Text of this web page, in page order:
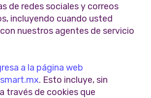
de redes sociales y correos
incluyendo cuando usted
nuestros agentes de servicio
a la página web
. Esto incluye, sin
través de cookies que